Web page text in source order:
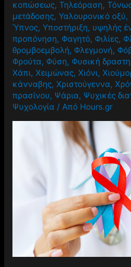
κοπώσεως,Τηλεόραση,
μετάδοσης,Υαλουρονικό οξύ,
Ύπνος,Υποστήριξη, υψηλής
προπόνηση,Φαγητό,Φιλίες,
θρομβοεμβολή,Φλεγμονή,
Φρούτα,Φύση,Φυσική
Χάπι,Χειμώνας,Χιόνι,
κάνναβης,Χριστούγεννα,
πρασίνου, Ψάρια, Ψυχικές
Ψυχολογία / Από Hours.gr